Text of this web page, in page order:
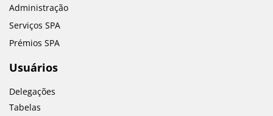
Administração
Serviços SPA
Prémios SPA
Usuários
Delegações
Tabelas